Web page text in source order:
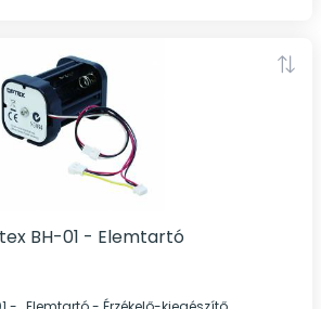
Optex BH-01 - Elemtartó